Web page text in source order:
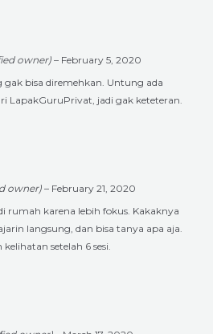
owner)– February 5, 2020
gak bisa diremehkan. Untung ada
LapakGuruPrivat, jadi gak keteteran.
owner)– February 21, 2020
rumah karena lebih fokus. Kakaknya
langsung, dan bisa tanya apa aja.
setelah 6 sesi.